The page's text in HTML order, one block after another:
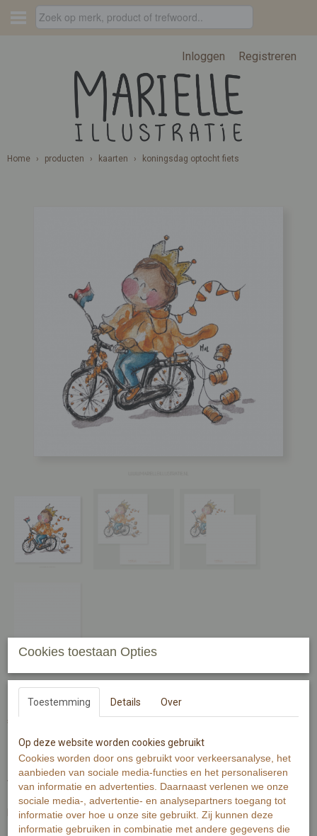
Inloggen Registreren
Home › producten › kaarten › koningsdag optocht fiets
koningsdag optocht fiets
€ 2,00
Op voorraad- Levertijd 2-3 werkdagen
Versier je fiets en ga mee met de oranje (koningsdag)optocht!
Een leuk oranje plaatje van een kind op de fiets.
Cookies toestaan Opties
Toestemming Details Over
Op deze website worden cookies gebruikt
Cookies worden door ons gebruikt voor verkeersanalyse, het
aanbieden van sociale media-functies en het personaliseren
van informatie en advertenties. Daarnaast verlenen we onze
sociale media-, advertentie- en analysepartners toegang tot
informatie over hoe u onze site gebruikt. Zij kunnen deze
informatie gebruiken in combinatie met andere gegevens die